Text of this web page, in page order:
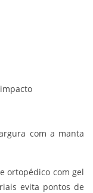
com a manta
ortopédico com gel
evita pontos de